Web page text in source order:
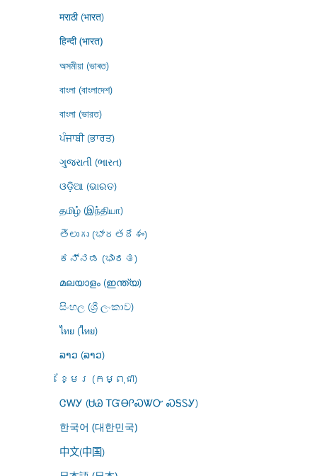
मराठी (भारत)
हिन्दी (भारत)
অসমীয়া (ভাৰত)
বাংলা (বাংলাদেশ)
বাংলা (ভারত)
ਪੰਜਾਬੀ (ਭਾਰਤ)
ગુજરાતી (ભારત)
ଓଡ଼ିଆ (ଭାରତ)
தமிழ் (இந்தியா)
తెలుగు (భారతదేశం)
ಕನ್ನಡ (ಭಾರತ)
മലയാളം (ഇന്ത്യ)
සිංහල (ශ්‍රී ලංකාව)
ไทย (ไทย)
ລາວ (ລາວ)
ខ្មែរ (កម្ពុជា)
ᏣᎳᎩ (ᏌᏊ ᎢᏳᎾᎵᏍᏔᏅ ᏍᎦᏚᎩ)
한국어 (대한민국)
中文(中国)